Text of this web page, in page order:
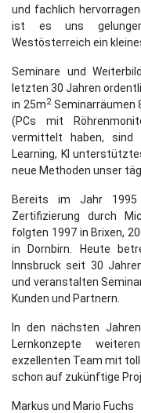
und fachlich
ist es uns gelungen
Westösterreich ein
Seminare und
letzten 30 Jahren
in 25m2Seminarräumen
(PCs mit
vermittelt haben, sind
Learning, KI
neue Methoden unser
Bereits im Jahr
Zertifizierung durch
folgten 1997 in Brixen,
in Dornbirn. Heute
Innsbruck seit 30
und veranstalten
Kunden und Partnern.
In den nächsten
Lernkonzepte
exzellenten Team mit
schon auf zukünftige
Markus und Mario Fuchs